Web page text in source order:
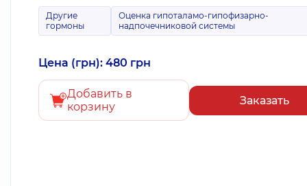
Другие
гормоны
Оценка гипоталамо-гипофизарно-
надпочечниковой системы
Цена (грн): 480 грн
Добавить в
корзину
Заказать